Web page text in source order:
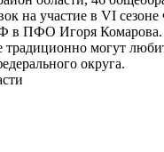
на участие в VI
в ПФО Игоря Комарова.
традиционно могут
округа.